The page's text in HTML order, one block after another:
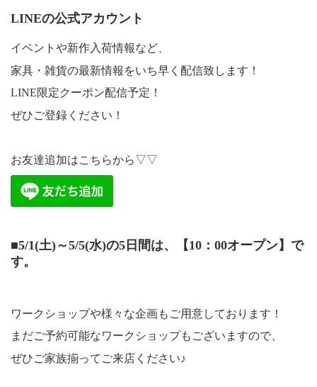
LINEの公式アカウント
イベントや新作入荷情報など、
家具・雑貨の最新情報をいち早く配信致します！
LINE限定クーポン配信予定！
ぜひご登録ください！
お友達追加はこちらから▽▽
■5/1(土)～5/5(水)の5日間は、【10：00オープン】で
す。
ワークショップや様々な企画もご用意しております！
まだご予約可能なワークショップもございますので、
ぜひご家族揃ってご来店ください♪